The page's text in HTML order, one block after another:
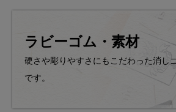
ラビーゴム・素材
硬さや彫りやすさにもこだわった消し
です。